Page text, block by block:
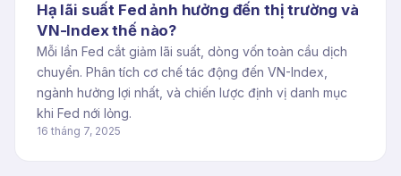
Hạ lãi suất Fed ảnh hưởng đến thị trường và
VN-Index thế nào?
Mỗi lần Fed cắt giảm lãi suất, dòng vốn toàn cầu dịch
chuyển. Phân tích cơ chế tác động đến VN-Index,
ngành hưởng lợi nhất, và chiến lược định vị danh mục
khi Fed nới lỏng.
16 tháng 7, 2025